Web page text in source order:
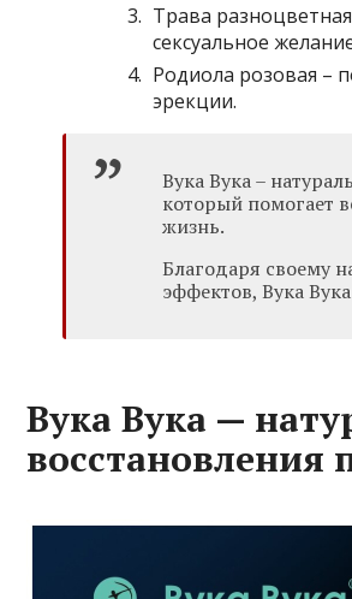
Трава
сексуальное
Родиола розовая –
эрекции.
Вука Вука –
который помогает
жизнь.
Благодаря своему
эффектов, Вука
Вука Вука —
восстановления